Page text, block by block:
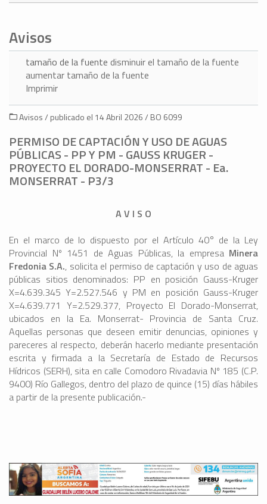
Avisos
tamaño de la fuente disminuir el tamaño de la fuente
aumentar tamaño de la fuente
Imprimir
Avisos / publicado el 14 Abril 2026 / BO 6099
PERMISO DE CAPTACIÓN Y USO DE AGUAS
PÚBLICAS - PP Y PM - GAUSS KRUGER -
PROYECTO EL DORADO-MONSERRAT - Ea.
MONSERRAT - P3/3
A V I S O
En el marco de lo dispuesto por el Artículo 40° de la Ley
Provincial Nº 1451 de Aguas Públicas, la empresa Minera
Fredonia S.A., solicita el permiso de captación y uso de aguas
públicas sitios denominados: PP en posición Gauss-Kruger
X=4.639.345 Y=2.527.546 y PM en posición Gauss-Kruger
X=4.639.771 Y=2.529.377, Proyecto El Dorado-Monserrat,
ubicados en la Ea. Monserrat- Provincia de Santa Cruz.
Aquellas personas que deseen emitir denuncias, opiniones y
pareceres al respecto, deberán hacerlo mediante presentación
escrita y firmada a la Secretaría de Estado de Recursos
Hídricos (SERH), sita en calle Comodoro Rivadavia Nº 185 (C.P.
9400) Río Gallegos, dentro del plazo de quince (15) días hábiles
a partir de la presente publicación.-